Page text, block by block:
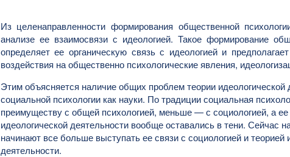
Из целенаправленности формирования общественной
анализе ее взаимосвязи с идеологией. Такое формирование
определяет ее органическую связь с идеологией и
воздействия на общественно психологические явления,
Этим объясняется наличие общих проблем теории идеологической
социальной психологии как науки. По традиции социальная
преимуществу с общей психологией, меньше — с социологией, а ее
идеологической деятельности вообще оставались в тени. Сейчас
начинают все больше выступать ее связи с социологией и теорией
деятельности.